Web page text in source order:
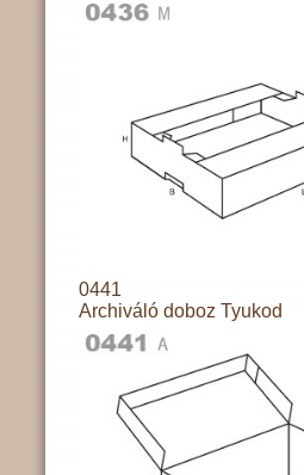
0441
Archiváló doboz Tyukod